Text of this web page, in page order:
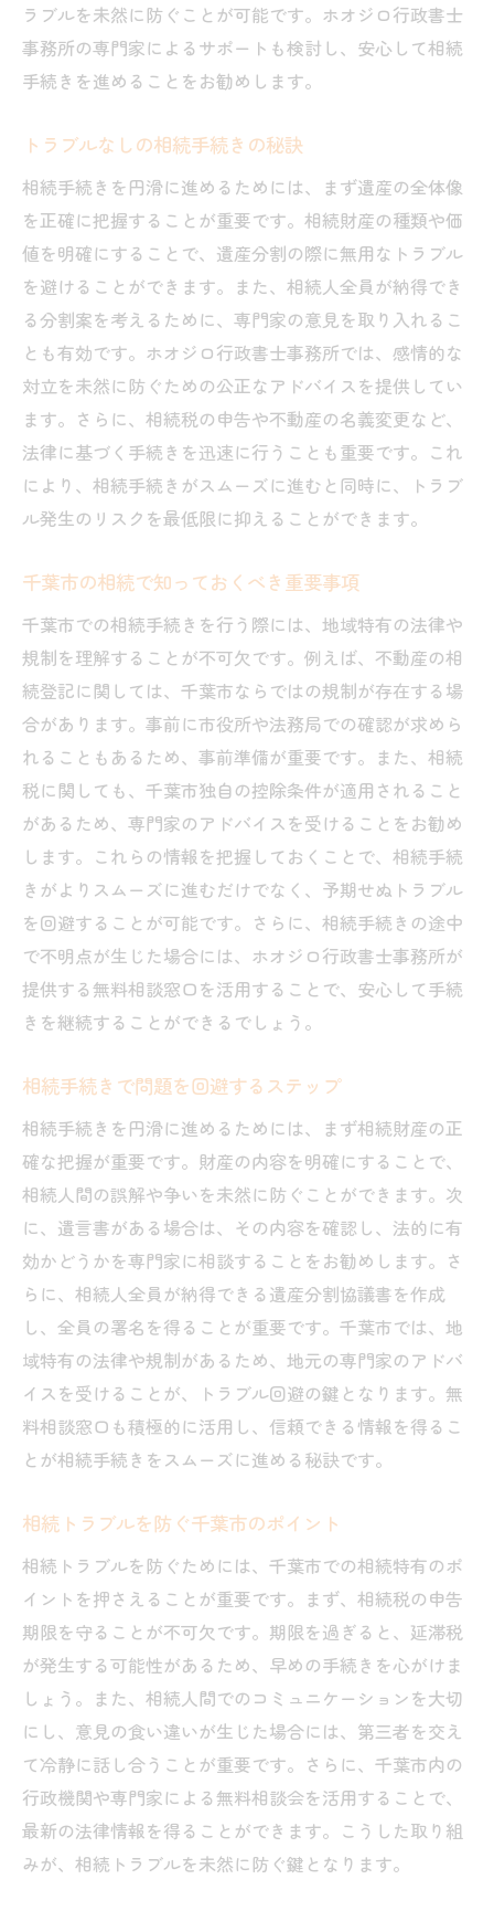
千葉市での相続手続きの流れと注意点
トラブルなしの相続を実現するガイド
相続手続きで困らないためのポイント
千葉市の相続トラブル防止のための知恵
安心して手続きを進めるための相続法
千葉市での相続トラブル解決のための手順
相続トラブルを解決するための手順
千葉市での相談窓口の活用法
トラブル解決に役立つ相続手続きの流れ
相続問題を解決するためのステップ
千葉市内での相続相談活用のコツ
問題解決に向けた相続手続きの進め方
相続トラブルを避けるための千葉市の手続き方
手続きでトラブルを防ぐための知識
相続手続きで安心を得るための方法
千葉市での相続手続きのポイント
トラブルを避けるための実践的な手法
相続で問題を回避するための手順
千葉市での相続トラブル防止のための手続き
相続トラブルを未然に防ぐ手続き法
千葉市での手続きでトラブルを避ける
相続問題を予防するための知見
手続きでのトラブルを防ぐための対策
千葉市の相続で問題を避ける方法
トラブルを未然に防ぐ相続の進め方
ラブルを未然に防ぐことが可能です。ホオジロ行政書士
事務所の専門家によるサポートも検討し、安心して相続
手続きを進めることをお勧めします。
トラブルなしの相続手続きの秘訣
相続手続きを円滑に進めるためには、まず遺産の全体像
を正確に把握することが重要です。相続財産の種類や価
値を明確にすることで、遺産分割の際に無用なトラブル
を避けることができます。また、相続人全員が納得でき
る分割案を考えるために、専門家の意見を取り入れるこ
とも有効です。ホオジロ行政書士事務所では、感情的な
対立を未然に防ぐための公正なアドバイスを提供してい
ます。さらに、相続税の申告や不動産の名義変更など、
法律に基づく手続きを迅速に行うことも重要です。これ
により、相続手続きがスムーズに進むと同時に、トラブ
ル発生のリスクを最低限に抑えることができます。
千葉市の相続で知っておくべき重要事項
千葉市での相続手続きを行う際には、地域特有の法律や
規制を理解することが不可欠です。例えば、不動産の相
続登記に関しては、千葉市ならではの規制が存在する場
合があります。事前に市役所や法務局での確認が求めら
れることもあるため、事前準備が重要です。また、相続
税に関しても、千葉市独自の控除条件が適用されること
があるため、専門家のアドバイスを受けることをお勧め
します。これらの情報を把握しておくことで、相続手続
きがよりスムーズに進むだけでなく、予期せぬトラブル
を回避することが可能です。さらに、相続手続きの途中
で不明点が生じた場合には、ホオジロ行政書士事務所が
提供する無料相談窓口を活用することで、安心して手続
きを継続することができるでしょう。
相続手続きで問題を回避するステップ
相続手続きを円滑に進めるためには、まず相続財産の正
確な把握が重要です。財産の内容を明確にすることで、
相続人間の誤解や争いを未然に防ぐことができます。次
に、遺言書がある場合は、その内容を確認し、法的に有
効かどうかを専門家に相談することをお勧めします。さ
らに、相続人全員が納得できる遺産分割協議書を作成
し、全員の署名を得ることが重要です。千葉市では、地
域特有の法律や規制があるため、地元の専門家のアドバ
イスを受けることが、トラブル回避の鍵となります。無
料相談窓口も積極的に活用し、信頼できる情報を得るこ
とが相続手続きをスムーズに進める秘訣です。
相続トラブルを防ぐ千葉市のポイント
相続トラブルを防ぐためには、千葉市での相続特有のポ
イントを押さえることが重要です。まず、相続税の申告
期限を守ることが不可欠です。期限を過ぎると、延滞税
が発生する可能性があるため、早めの手続きを心がけま
しょう。また、相続人間でのコミュニケーションを大切
にし、意見の食い違いが生じた場合には、第三者を交え
て冷静に話し合うことが重要です。さらに、千葉市内の
行政機関や専門家による無料相談会を活用することで、
最新の法律情報を得ることができます。こうした取り組
みが、相続トラブルを未然に防ぐ鍵となります。